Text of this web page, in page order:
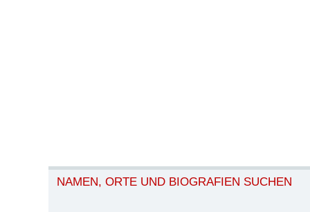
NAMEN, ORTE UND BIOGRAFIEN SUCHEN